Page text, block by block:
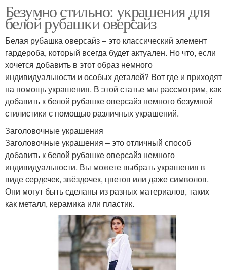
Безумно стильно: украшения для
белой рубашки оверсайз
Белая рубашка оверсайз – это классический элемент
гардероба, который всегда будет актуален. Но что, если
хочется добавить в этот образ немного
индивидуальности и особых деталей? Вот где и приходят
на помощь украшения. В этой статье мы рассмотрим, как
добавить к белой рубашке оверсайз немного безумной
стилистики с помощью различных украшений.
Заголовочные украшения
Заголовочные украшения – это отличный способ
добавить к белой рубашке оверсайз немного
индивидуальности. Вы можете выбрать украшения в
виде сердечек, звёздочек, цветов или даже символов.
Они могут быть сделаны из разных материалов, таких
как металл, керамика или пластик.